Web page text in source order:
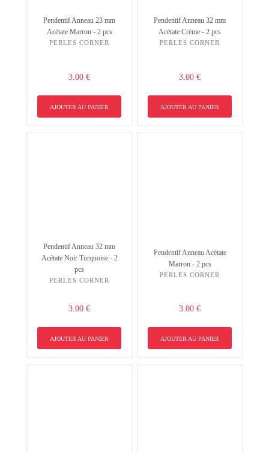
Pendentif Anneau 23 mm
Acétate Marron - 2 pcs
PERLES CORNER
3.00 €
AJOUTER AU PANIER
Pendentif Anneau 32 mm
Acétate Crème - 2 pcs
PERLES CORNER
3.00 €
AJOUTER AU PANIER
Pendentif Anneau 32 mm
Acétate Noir Turquoise - 2
pcs
PERLES CORNER
3.00 €
AJOUTER AU PANIER
Pendentif Anneau Acétate
Marron - 2 pcs
PERLES CORNER
3.00 €
AJOUTER AU PANIER